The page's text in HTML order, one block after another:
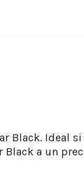
Black. Ideal
Black a un